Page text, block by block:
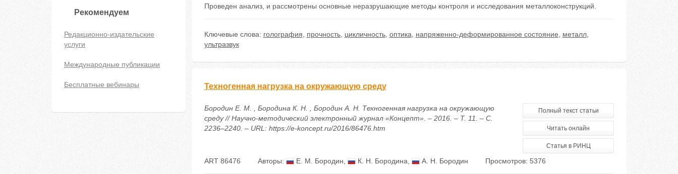
Рекомендуем
Редакционно-издательские
услуги
Международные публикации
Бесплатные вебинары
Проведен анализ, и рассмотрены основные неразрушающие методы контроля и исследования металлоконструкций.
Ключевые слова: голография прочность, цикличность, оптика напряженно-деформированное состояние металл,
ультразвук
Техногенная нагрузка на окружающую среду
Бородин Е. М. , Бородина К. Н. , Бородин А. Н. Техногенная нагрузка на окружающую
среду // Научно-методический электронный журнал «Концепт». – 2016. – Т. 11. – С.
2236–2240. – URL: https://e-koncept.ru/2016/86476.htm
Полный текст статьи
Читать онлайн
Статья в РИНЦ
ART 86476 Авторы: Е. М. Бородин К. Н. Бородина А. Н. Бородин Просмотров: 5376